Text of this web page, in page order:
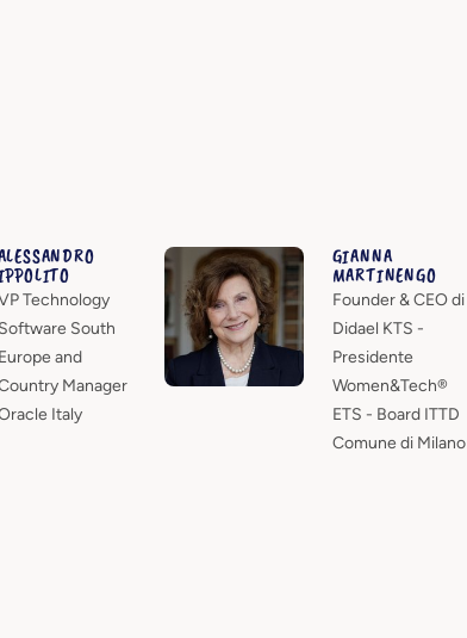
Technology
Software South
Europe and
Manager
Italy
GIANNA
MARTINENGO
Founder & CEO di
Didael KTS -
Presidente
Women&Tech®
ETS - Board ITTD
Comune di Milano